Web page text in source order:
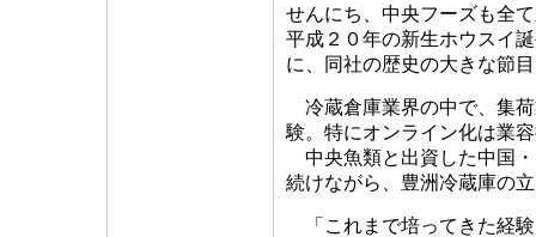
せんにち、中央フーズも全
平成２０年の新生ホウスイ
に、同社の歴史の大きな節
冷蔵倉庫業界の中で、集
験。特にオンライン化は業
中央魚類と出資した中国
続けながら、豊洲冷蔵庫の
「これまで培ってきた経